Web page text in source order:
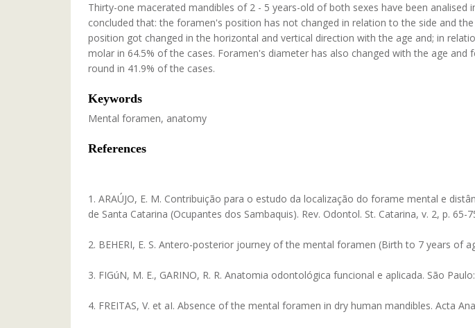
Thirty-one macerated mandibles of 2 - 5 years-old of both sexes have been
concluded that: the foramen's position has not changed in relation to the side and
position got changed in the horizontal and vertical direction with the age and; in
molar in 64.5% of the cases. Foramen's diameter has also changed with the age and
round in 41.9% of the cases.
Keywords
Mental foramen, anatomy
References
1. ARAÚJO, E. M. Contribuição para o estudo da localização do forame mental e
de Santa Catarina (Ocupantes dos Sambaquis). Rev. Odontol. St. Catarina, v. 2, p. 65-
2. BEHERI, E. S. Antero-posterior journey of the mental foramen (Birth to 7 years of
3. FIGúN, M. E., GARINO, R. R. Anatomia odontológica funcional e aplicada. São
4. FREITAS, V. et aI. Absence of the mental foramen in dry human mandibles. Acta